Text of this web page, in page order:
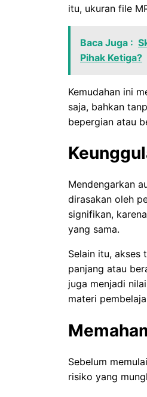
itu, ukuran file
Baca Juga :
Pihak Ketiga?
Kemudahan ini
saja, bahkan
bepergian atau
Mendengarkan
dirasakan oleh
signifikan,
yang sama.
Selain itu, akses
panjang atau
juga menjadi
materi
Sebelum
risiko yang